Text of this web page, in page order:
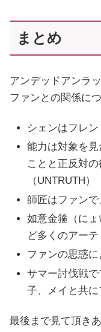
まとめ
アンデッドアンラ
ファンとの関係に
シェンはフレ
能力は対象を
ことと正反対
（UNTRUTH）
師匠はファンで
如意金箍（に
ど多くのアーテ
ファンの思惑に
サマー討伐戦
子、メイと共に
最後まで見て頂き